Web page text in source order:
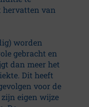
hervatten van
worden
gebracht en
dan meer het
Dit heeft
voor de
eigen wijze